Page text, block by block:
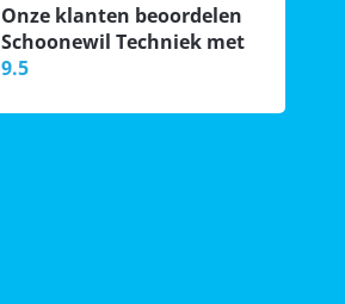
Onze klanten beoordelen
Schoonewil Techniek met
9.5